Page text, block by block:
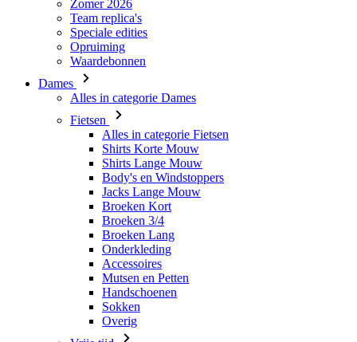
Dames
Alles in categorie Dames
Fietsen
Alles in categorie Fietsen
Shirts Lange Mouw
Body's en Windstoppers
Jacks Lange Mouw
Broeken Kort
Broeken 3/4
Broeken Lang
Onderkleding
Accessoires
Mutsen en Petten
Handschoenen
Sokken
Overig
Vrije tijd
Alles in categorie Vrije tijd
T-Shirts
Hoodie
Mutsen en Petten